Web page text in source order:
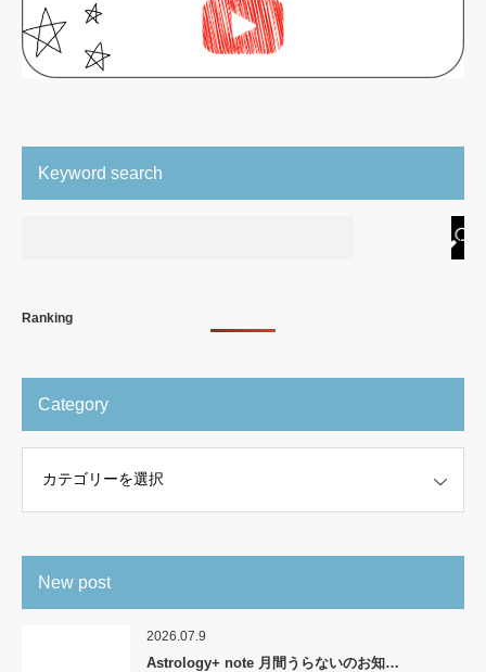
Keyword search
Ranking
Category
New post
2026.07.9
Astrology+ note 月間うらないのお知…